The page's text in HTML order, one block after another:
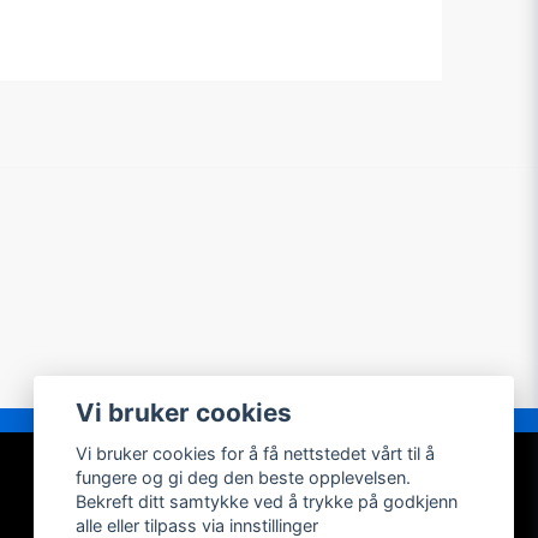
MIN KONTO
Logg inn
Vi bruker cookies
Vi bruker cookies for å få nettstedet vårt til å
fungere og gi deg den beste opplevelsen.
Bekreft ditt samtykke ved å trykke på godkjenn
alle eller tilpass via innstillinger